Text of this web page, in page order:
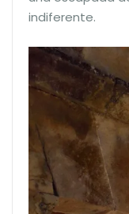
indiferente.